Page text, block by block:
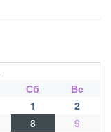
Сб
Вс
1
2
8
9